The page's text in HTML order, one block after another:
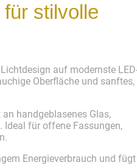
stilvolle
auf modernste
Oberfläche und sanftes,
handgeblasenes Glas,
für offene Fassungen,
Energieverbrauch und fügt